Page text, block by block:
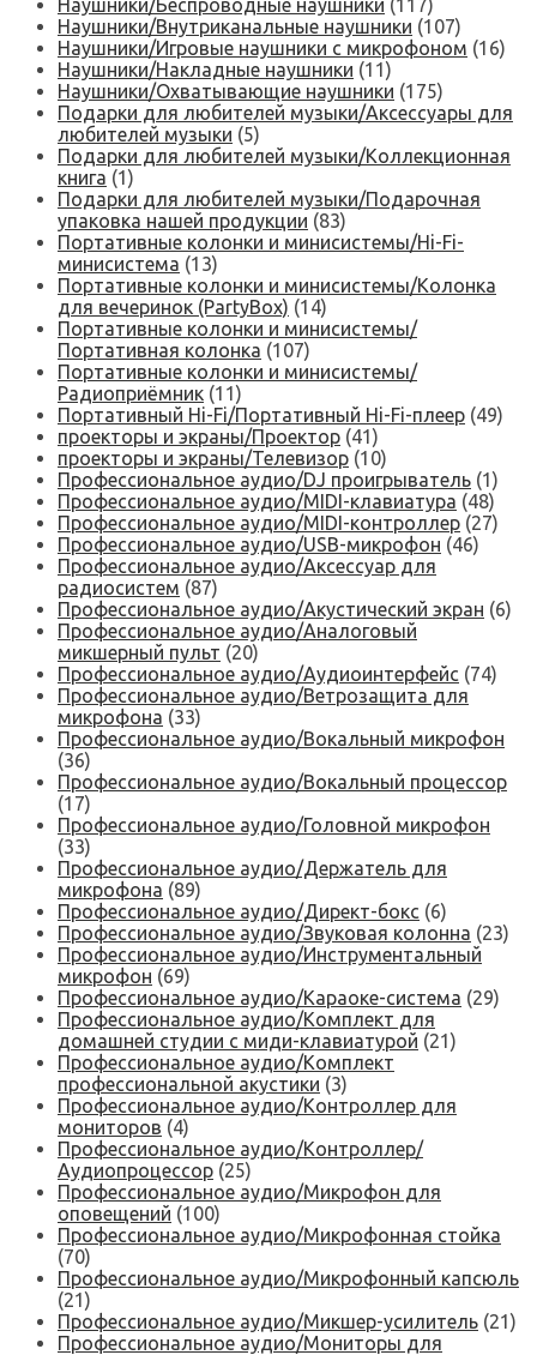
Наушники/Беспроводные наушники (117)
Наушники/Внутриканальные наушники (107)
Наушники/Игровые наушники с микрофоном (16)
Наушники/Накладные наушники (11)
Наушники/Охватывающие наушники (175)
Подарки для любителей музыки/Аксессуары для
любителей музыки (5)
Подарки для любителей музыки/Коллекционная
книга (1)
Подарки для любителей музыки/Подарочная
упаковка нашей продукции (83)
Портативные колонки и минисистемы/Hi-Fi-
минисистема (13)
Портативные колонки и минисистемы/Колонка
для вечеринок (PartyBox) (14)
Портативные колонки и минисистемы/
Портативная колонка (107)
Портативные колонки и минисистемы/
Радиоприёмник (11)
Портативный Hi-Fi/Портативный Hi-Fi-плеер (49)
проекторы и экраны/Проектор (41)
проекторы и экраны/Телевизор (10)
Профессиональное аудио/DJ проигрыватель (1)
Профессиональное аудио/MIDI-клавиатура (48)
Профессиональное аудио/MIDI-контроллер (27)
Профессиональное аудио/USB-микрофон (46)
Профессиональное аудио/Аксессуар для
радиосистем (87)
Профессиональное аудио/Акустический экран (6)
Профессиональное аудио/Аналоговый
микшерный пульт (20)
Профессиональное аудио/Аудиоинтерфейс (74)
Профессиональное аудио/Ветрозащита для
микрофона (33)
Профессиональное аудио/Вокальный микрофон
(36)
Профессиональное аудио/Вокальный процессор
(17)
Профессиональное аудио/Головной микрофон
(33)
Профессиональное аудио/Держатель для
микрофона (89)
Профессиональное аудио/Директ-бокс (6)
Профессиональное аудио/Звуковая колонна (23)
Профессиональное аудио/Инструментальный
микрофон (69)
Профессиональное аудио/Караоке-система (29)
Профессиональное аудио/Комплект для
домашней студии с миди-клавиатурой (21)
Профессиональное аудио/Комплект
профессиональной акустики (3)
Профессиональное аудио/Контроллер для
мониторов (4)
Профессиональное аудио/Контроллер/
Аудиопроцессор (25)
Профессиональное аудио/Микрофон для
оповещений (100)
Профессиональное аудио/Микрофонная стойка
(70)
Профессиональное аудио/Микрофонный капсюль
(21)
Профессиональное аудио/Микшер-усилитель (21)
Профессиональное аудио/Мониторы для